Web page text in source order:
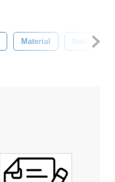
Material Naturlig